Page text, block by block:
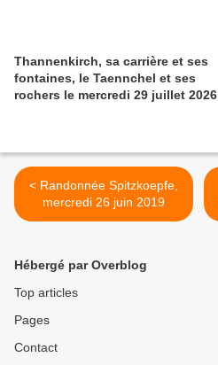
Thannenkirch, sa carrière et ses
fontaines, le Taennchel et ses
rochers le mercredi 29 juillet 2026
< Randonnée Spitzkoepfe,
mercredi 26 juin 2019
Hébergé par Overblog
Top articles
Pages
Contact